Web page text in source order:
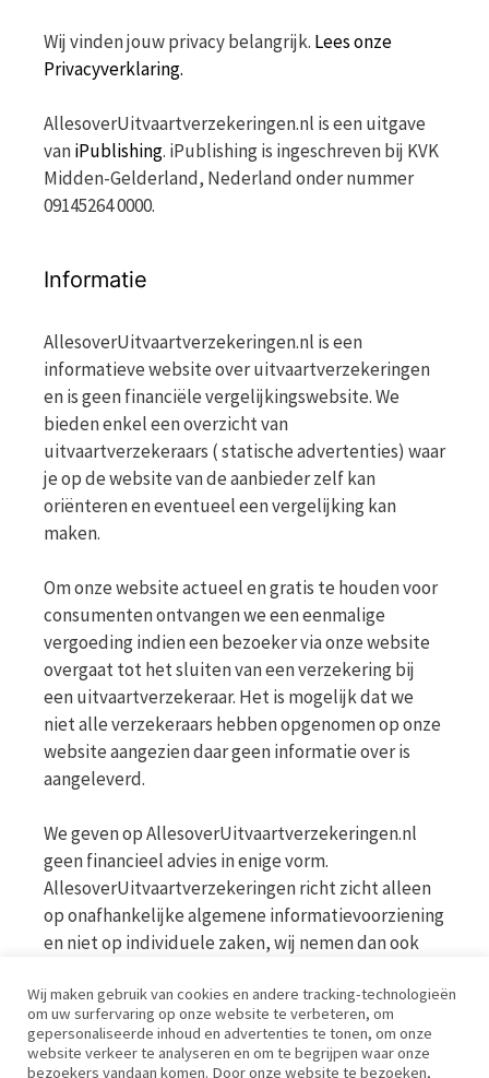
Wij vinden jouw privacy belangrijk. Lees onze
Privacyverklaring.
AllesoverUitvaartverzekeringen.nl is een uitgave
vaniPublishing. iPublishing is ingeschreven bij KVK
Midden-Gelderland, Nederland onder nummer
09145264 0000.
Informatie
AllesoverUitvaartverzekeringen.nl is een
informatieve website over uitvaartverzekeringen
en is geen financiële vergelijkingswebsite. We
bieden enkel een overzicht van
uitvaartverzekeraars ( statische advertenties) waar
je op de website van de aanbieder zelf kan
oriënteren en eventueel een vergelijking kan
maken.
Om onze website actueel en gratis te houden voor
consumenten ontvangen we een eenmalige
vergoeding indien een bezoeker via onze website
overgaat tot het sluiten van een verzekering bij
een uitvaartverzekeraar. Het is mogelijk dat we
niet alle verzekeraars hebben opgenomen op onze
website aangezien daar geen informatie over is
aangeleverd.
We geven op AllesoverUitvaartverzekeringen.nl
geen financieel advies in enige vorm.
AllesoverUitvaartverzekeringen richt zicht alleen
op onafhankelijke algemene informatievoorziening
en niet op individuele zaken, wij nemen dan ook
voor meer informatie op de website van de AFM
www.afm.nl
Wij maken gebruik van cookies en andere tracking-technologieën
om uw surfervaring op onze website te verbeteren, om
gepersonaliseerde inhoud en advertenties te tonen, om onze
website verkeer te analyseren en om te begrijpen waar onze
bezoekers vandaan komen. Door onze website te bezoeken,